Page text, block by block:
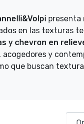
presenta
en las texturas
y chevron en
y
que buscan